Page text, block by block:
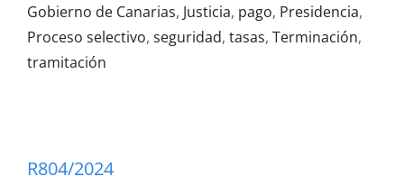
Gobierno de Canarias, Justicia, pago, Presidencia,
Proceso selectivo, seguridad, tasas, Terminación,
tramitación
R804/2024